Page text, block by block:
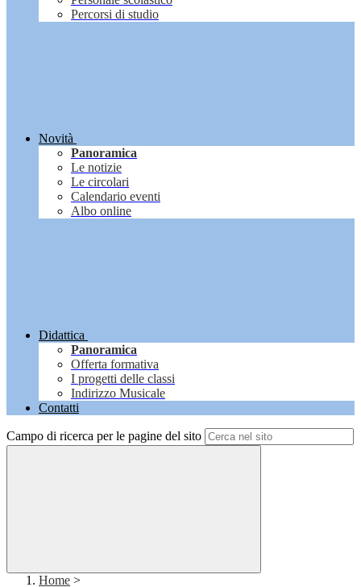
Percorsi di studio
Novità
Panoramica
Le notizie
Le circolari
Calendario eventi
Albo online
Didattica
Panoramica
Offerta formativa
I progetti delle classi
Indirizzo Musicale
Contatti
Campo di ricerca per le pagine del sito
Home >